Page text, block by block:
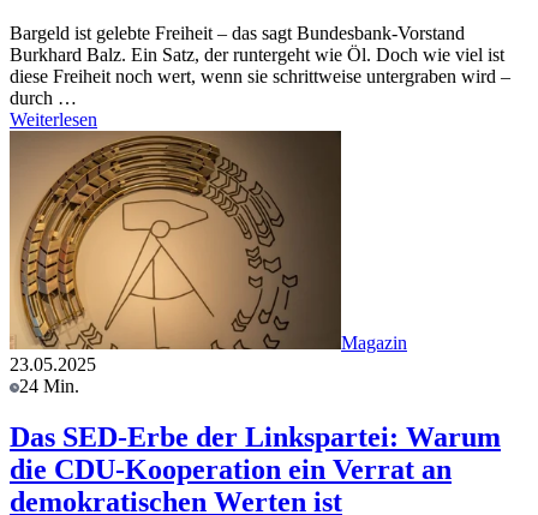
Bargeld ist gelebte Freiheit – das sagt Bundesbank-Vorstand
Burkhard Balz. Ein Satz, der runtergeht wie Öl. Doch wie viel ist
diese Freiheit noch wert, wenn sie schrittweise untergraben wird –
durch …
Weiterlesen
Magazin
23.05.2025
24 Min.
Das SED-Erbe der Linkspartei: Warum
die CDU-Kooperation ein Verrat an
demokratischen Werten ist